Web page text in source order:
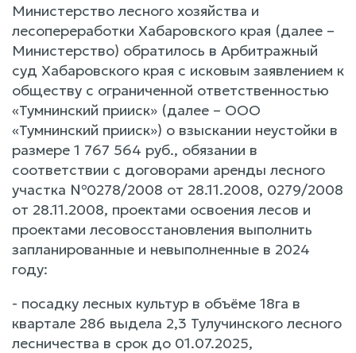
Министерство лесного хозяйства и
лесопереработки Хабаровского края (далее –
Министерство) обратилось в Арбитражный
суд Хабаровского края с исковым заявлением к
обществу с ограниченной ответственностью
«Тумнинский прииск» (далее – ООО
«Тумнинский прииск») о взыскании неустойки в
размере 1 767 564 руб., обязании в
соответствии с договорами аренды лесного
участка №0278/2008 от 28.11.2008, 0279/2008
от 28.11.2008, проектами освоения лесов и
проектами лесовосстановления выполнить
запланированные и невыполненные в 2024
году:
- посадку лесных культур в объёме 18га в
квартале 286 выдела 2,3 Тулучинского лесного
лесничества в срок до 01.07.2025,